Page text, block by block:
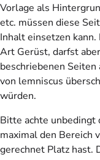
Vorlage als
etc. müssen diese
Inhalt einsetzen
Art Gerüst, darfst
beschriebenen
von lemniscus
würden.
Bitte achte unbedingt
maximal den Bereich
gerechnet Platz hast.